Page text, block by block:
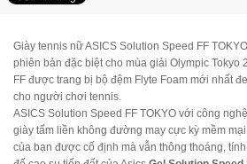
Giày tennis nữ ASICS Solution Speed FF
phiên bản đặc biệt cho mùa giải Olympic Tokyo
FF được trang bị bộ đệm Flyte Foam mới nhất
cho người chơi tennis.
ASICS Solution Speed FF TOKYO với công
giày tấm liền không đường may cực kỳ mềm
của bạn được cố định mà vẫn thông thoáng,